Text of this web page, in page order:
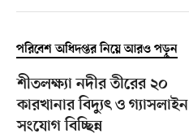
পরিবেশ অধিদপ্তর নিয়ে আরও পড়ুন
শীতলক্ষ্যা নদীর তীরের ২০
কারখানার বিদ্যুৎ ও গ্যাসলাইন
সংযোগ বিচ্ছিন্ন